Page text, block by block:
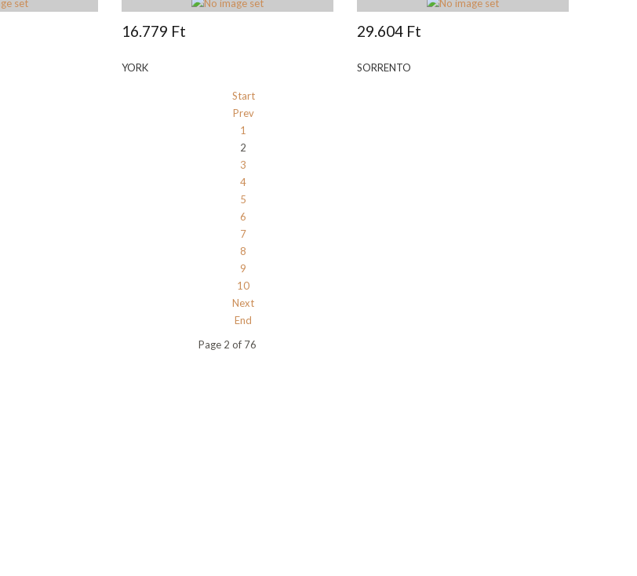
16.779 Ft
YORK
29.604 Ft
SORRENTO
Start
Prev
1
2
3
4
5
6
7
8
9
10
Next
End
Page 2 of 76